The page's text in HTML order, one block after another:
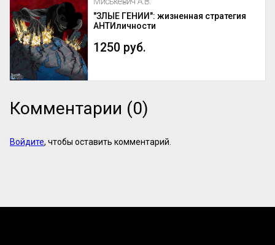
"ЗЛЫЕ ГЕНИИ": жизненная стратегия
АНТИличности
1250 руб.
Комментарии (0)
Войдите, чтобы оставить комментарий.